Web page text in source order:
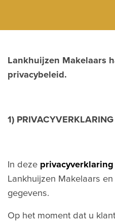
Lankhuijzen Makelaars
privacybeleid.
1) PRIVACYVERKLARING
In deze privacyverklaring
Lankhuijzen Makelaars
gegevens.
Op het moment dat u